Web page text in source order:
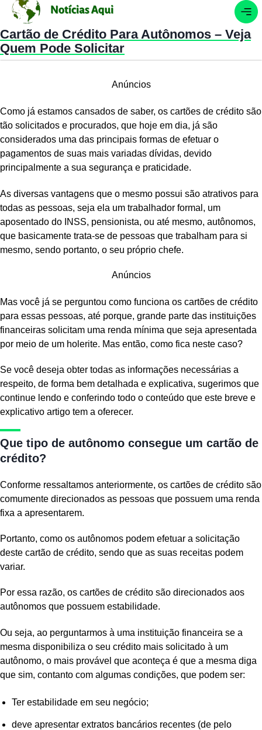
Cartão de Crédito Para Autônomos – Veja
Quem Pode Solicitar
Anúncios
Como já estamos cansados de saber, os cartões de crédito são
tão solicitados e procurados, que hoje em dia, já são
considerados uma das principais formas de efetuar o
pagamentos de suas mais variadas dívidas, devido
principalmente a sua segurança e praticidade.
As diversas vantagens que o mesmo possui são atrativos para
todas as pessoas, seja ela um trabalhador formal, um
aposentado do INSS, pensionista, ou até mesmo, autônomos,
que basicamente trata-se de pessoas que trabalham para si
mesmo, sendo portanto, o seu próprio chefe.
Anúncios
Mas você já se perguntou como funciona os cartões de crédito
para essas pessoas, até porque, grande parte das instituições
financeiras solicitam uma renda mínima que seja apresentada
por meio de um holerite. Mas então, como fica neste caso?
Se você deseja obter todas as informações necessárias a
respeito, de forma bem detalhada e explicativa, sugerimos que
continue lendo e conferindo todo o conteúdo que este breve e
explicativo artigo tem a oferecer.
Que tipo de autônomo consegue um cartão de
crédito?
Conforme ressaltamos anteriormente, os cartões de crédito são
comumente direcionados as pessoas que possuem uma renda
fixa a apresentarem.
Portanto, como os autônomos podem efetuar a solicitação
deste cartão de crédito, sendo que as suas receitas podem
variar.
Por essa razão, os cartões de crédito são direcionados aos
autônomos que possuem estabilidade.
Ou seja, ao perguntarmos à uma instituição financeira se a
mesma disponibiliza o seu crédito mais solicitado à um
autônomo, o mais provável que aconteça é que a mesma diga
que sim, contanto com algumas condições, que podem ser:
Ter estabilidade em seu negócio;
deve apresentar extratos bancários recentes (de pelo